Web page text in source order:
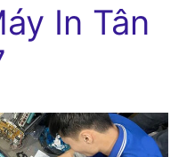
In Tân